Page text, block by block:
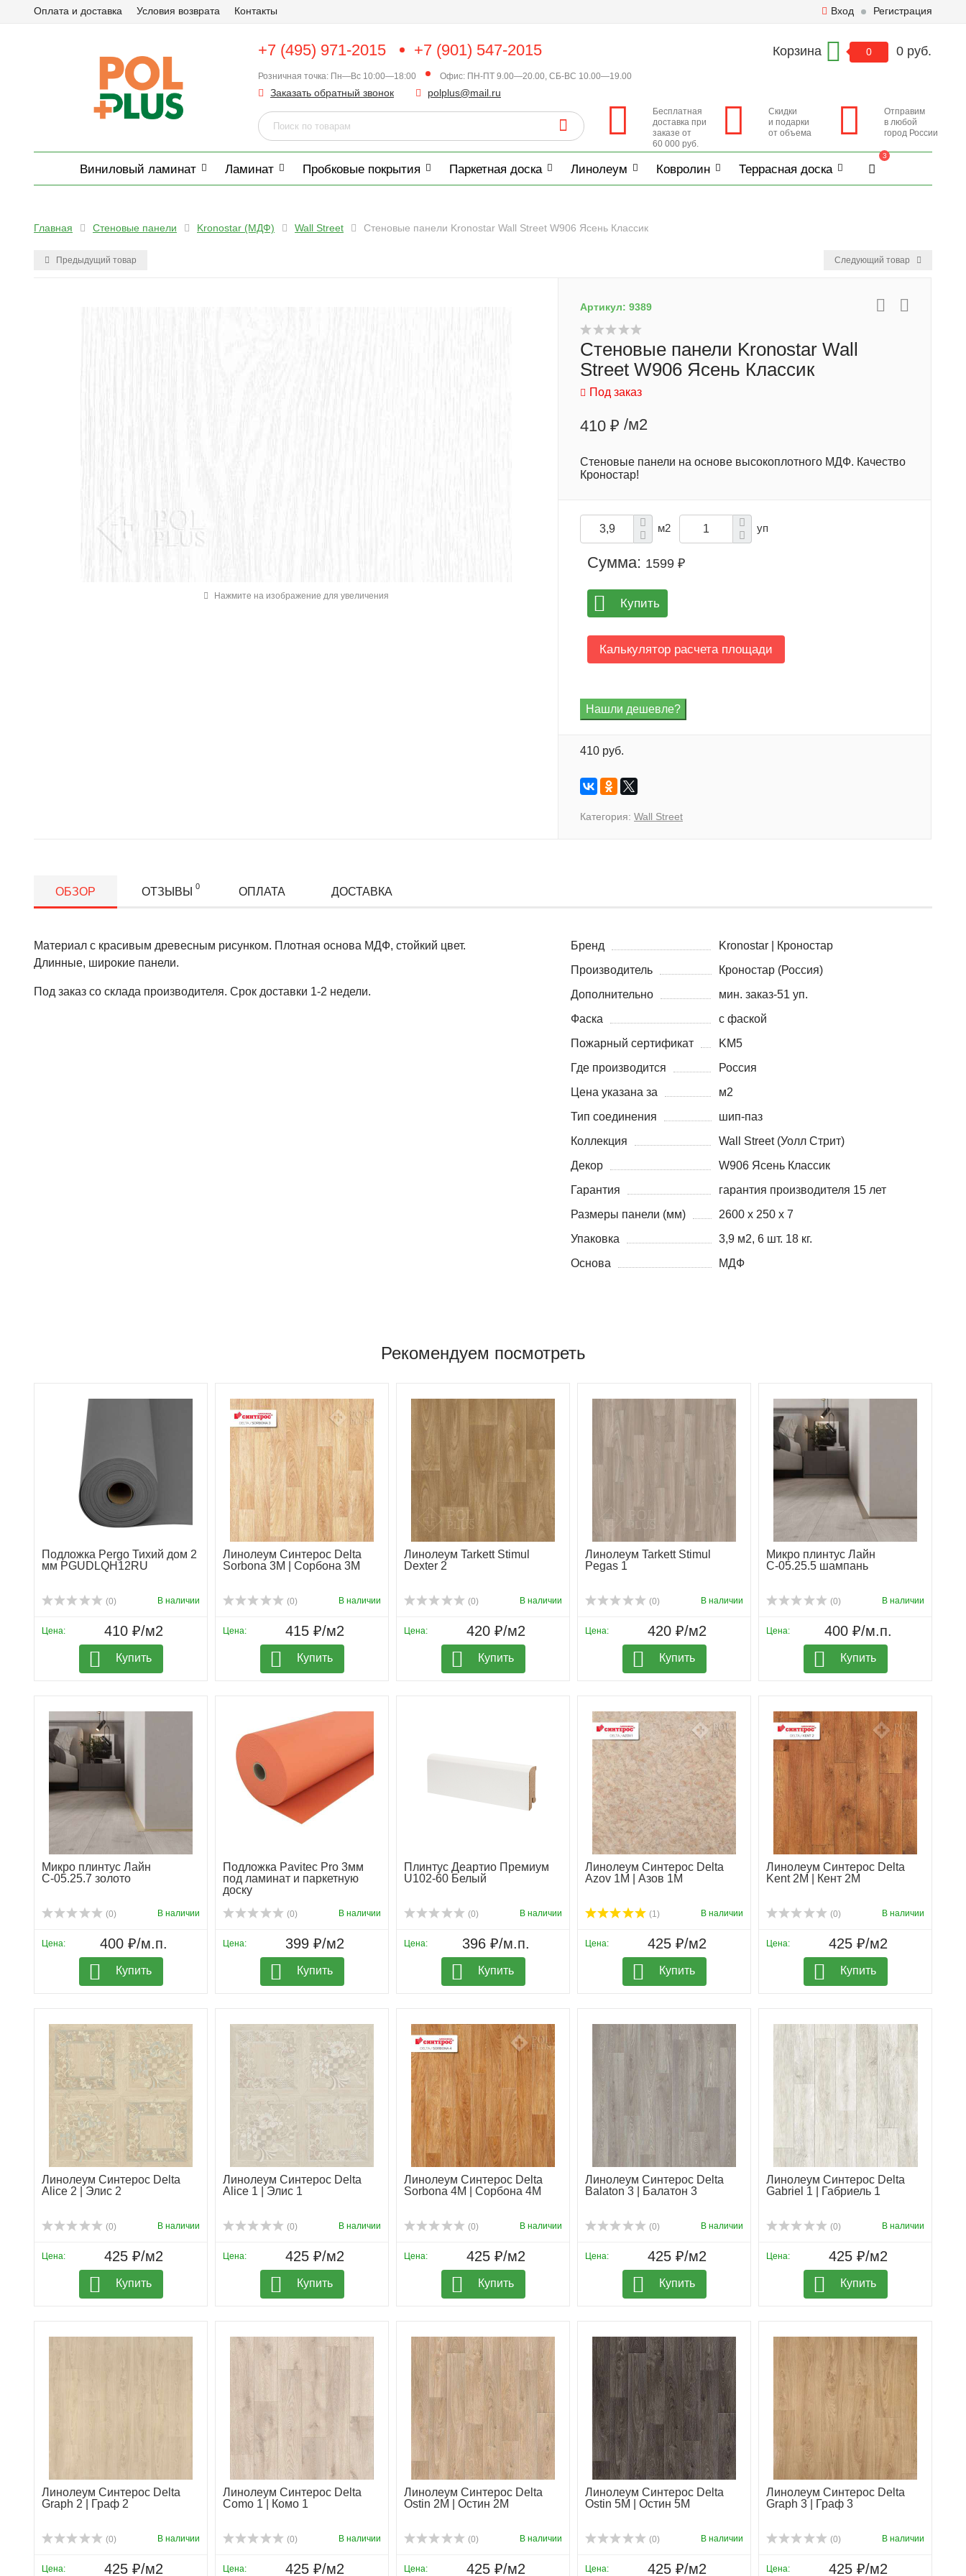
Оплата и доставка Условия возврата Контакты Вход Регистрация
+7 (495) 971-2015 +7 (901) 547-2015
Розничная точка: Пн—Вс 10:00—18:00 Офис: ПН-ПТ 9.00—20.00, СБ-ВС 10.00—19.00
Заказать обратный звонок polplus@mail.ru
Корзина 0 0 руб.
Бесплатная
доставка при
заказе от
60 000 руб.
Скидки
и подарки
от объема
Отправим
в любой
город России
Виниловый ламинат Ламинат Пробковые покрытия Паркетная доска Линолеум Ковролин Террасная доска
3
Главная Стеновые панели Kronostar (МДФ) Wall Street Стеновые панели Kronostar Wall Street W906 Ясень Классик
Предыдущий товар Следующий товар
Нажмите на изображение для увеличения
Артикул: 9389
Стеновые панели Kronostar Wall
Street W906 Ясень Классик
Под заказ
410 ₽ /м2
Стеновые панели на основе высокоплотного МДФ. Качество
Кроностар!
м2 уп
Сумма: 1599 ₽
Купить
Калькулятор расчета площади
410 руб.
Категория: Wall Street
ОБЗОР ОТЗЫВЫ 0 ОПЛАТА ДОСТАВКА
Материал с красивым древесным рисунком. Плотная основа МДФ, стойкий цвет.
Длинные, широкие панели.
Под заказ со склада производителя. Срок доставки 1-2 недели.
Бренд
Kronostar | Кроностар
Производитель
Кроностар (Россия)
Дополнительно
мин. заказ-51 уп.
Фаска
с фаской
Пожарный сертификат
KM5
Где производится
Россия
Цена указана за
м2
Тип соединения
шип-паз
Коллекция
Wall Street (Уолл Стрит)
Декор
W906 Ясень Классик
Гарантия
гарантия производителя 15 лет
Размеры панели (мм)
2600 х 250 х 7
Упаковка
3,9 м2, 6 шт. 18 кг.
Основа
МДФ
Рекомендуем посмотреть
Подложка Pergo Тихий дом 2
мм PGUDLQH12RU
(0) В наличии
Цена: 410 ₽/м2
Купить
Линолеум Синтерос Delta
Sorbona 3M | Сорбона 3М
(0) В наличии
Цена: 415 ₽/м2
Купить
Линолеум Tarkett Stimul
Dexter 2
(0) В наличии
Цена: 420 ₽/м2
Купить
Линолеум Tarkett Stimul
Pegas 1
(0) В наличии
Цена: 420 ₽/м2
Купить
Микро плинтус Лайн
С-05.25.5 шампань
(0) В наличии
Цена: 400 ₽/м.п.
Купить
Микро плинтус Лайн
С-05.25.7 золото
(0) В наличии
Цена: 400 ₽/м.п.
Купить
Подложка Pavitec Pro 3мм
под ламинат и паркетную
доску
(0) В наличии
Цена: 399 ₽/м2
Купить
Плинтус Деартио Премиум
U102-60 Белый
(0) В наличии
Цена: 396 ₽/м.п.
Купить
Линолеум Синтерос Delta
Azov 1M | Азов 1М
(1) В наличии
Цена: 425 ₽/м2
Купить
Линолеум Синтерос Delta
Kent 2M | Кент 2М
(0) В наличии
Цена: 425 ₽/м2
Купить
Линолеум Синтерос Delta
Alice 2 | Элис 2
(0) В наличии
Цена: 425 ₽/м2
Купить
Линолеум Синтерос Delta
Alice 1 | Элис 1
(0) В наличии
Цена: 425 ₽/м2
Купить
Линолеум Синтерос Delta
Sorbona 4M | Сорбона 4М
(0) В наличии
Цена: 425 ₽/м2
Купить
Линолеум Синтерос Delta
Balaton 3 | Балатон 3
(0) В наличии
Цена: 425 ₽/м2
Купить
Линолеум Синтерос Delta
Gabriel 1 | Габриель 1
(0) В наличии
Цена: 425 ₽/м2
Купить
Линолеум Синтерос Delta
Graph 2 | Граф 2
(0) В наличии
Цена: 425 ₽/м2
Линолеум Синтерос Delta
Como 1 | Комо 1
(0) В наличии
Цена: 425 ₽/м2
Линолеум Синтерос Delta
Ostin 2M | Остин 2М
(0) В наличии
Цена: 425 ₽/м2
Линолеум Синтерос Delta
Ostin 5M | Остин 5М
(0) В наличии
Цена: 425 ₽/м2
Линолеум Синтерос Delta
Graph 3 | Граф 3
(0) В наличии
Цена: 425 ₽/м2